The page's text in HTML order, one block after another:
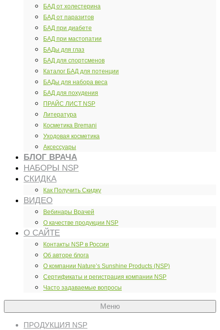
БАД от холестерина
БАД от паразитов
БАД при диабете
БАД при мастопатии
БАДы для глаз
БАД для спортсменов
Каталог БАД для потенции
БАДы для набора веса
БАД для похудения
ПРАЙС ЛИСТ NSP
Литература
Косметика Bremani
Уходовая косметика
Аксессуары
БЛОГ ВРАЧА
НАБОРЫ NSP
СКИДКА
Как Получить Скидку
ВИДЕО
Вебинары Врачей
О качестве продукции NSP
О САЙТЕ
Контакты NSP в России
Об авторе блога
О компании Nature’s Sunshine Products (NSP)
Сертификаты и регистрация компании NSP
Часто задаваемые вопросы
Меню
ПРОДУКЦИЯ NSP